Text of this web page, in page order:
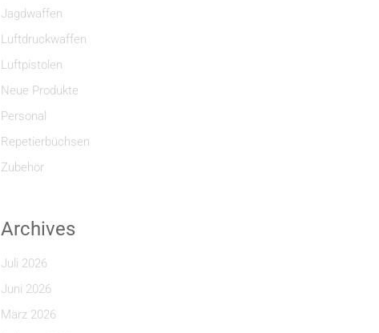
Jagdwaffen
Luftdruckwaffen
Luftpistolen
Neue Produkte
Personal
Repetierbüchsen
Zubehör
Archives
Juli 2026
Juni 2026
März 2026